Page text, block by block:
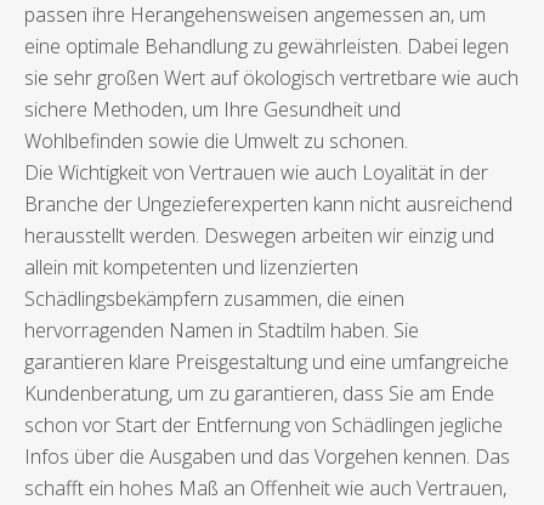
passen ihre Herangehensweisen angemessen an, um
eine optimale Behandlung zu gewährleisten. Dabei legen
sie sehr großen Wert auf ökologisch vertretbare wie auch
sichere Methoden, um Ihre Gesundheit und
Wohlbefinden sowie die Umwelt zu schonen.
Die Wichtigkeit von Vertrauen wie auch Loyalität in der
Branche der Ungezieferexperten kann nicht ausreichend
herausstellt werden. Deswegen arbeiten wir einzig und
allein mit kompetenten und lizenzierten
Schädlingsbekämpfern zusammen, die einen
hervorragenden Namen in Stadtilm haben. Sie
garantieren klare Preisgestaltung und eine umfangreiche
Kundenberatung, um zu garantieren, dass Sie am Ende
schon vor Start der Entfernung von Schädlingen jegliche
Infos über die Ausgaben und das Vorgehen kennen. Das
schafft ein hohes Maß an Offenheit wie auch Vertrauen,